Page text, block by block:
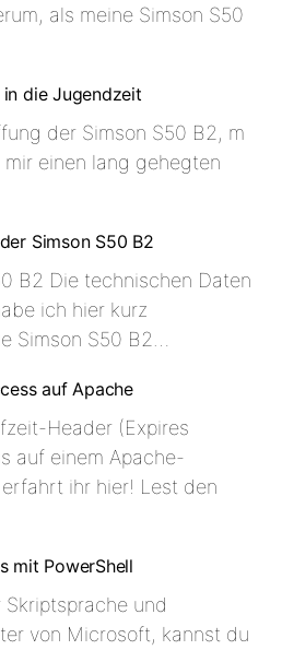
als meine Simson S50
die Jugendzeit
der Simson S50 B2, m
einen lang gehegten
Simson S50 B2
B2 Die technischen Daten
ich hier kurz
Simson S50 B2…
auf Apache
Header (Expires
auf einem Apache-
ihr hier! Lest den
mit PowerShell
und
von Microsoft, kannst du